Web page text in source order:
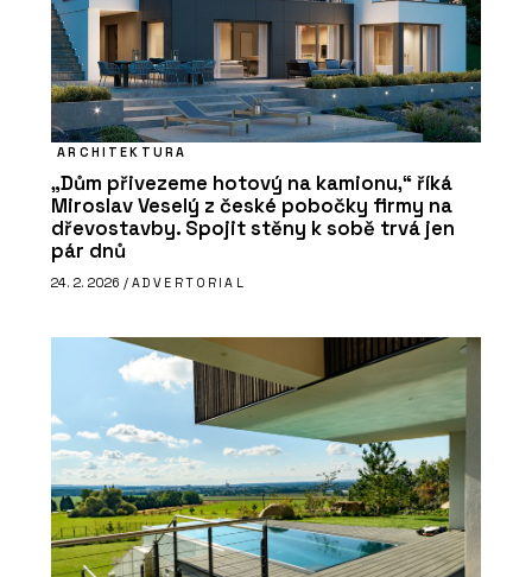
ARCHITEKTURA
„Dům přivezeme hotový na kamionu,“ říká
Miroslav Veselý z české pobočky firmy na
dřevostavby. Spojit stěny k sobě trvá jen
pár dnů
24. 2. 2026 / ADVERTORIAL